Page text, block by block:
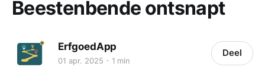
Beestenbende ontsnapt
ErfgoedApp
01 apr. 2025 1 min
Deel